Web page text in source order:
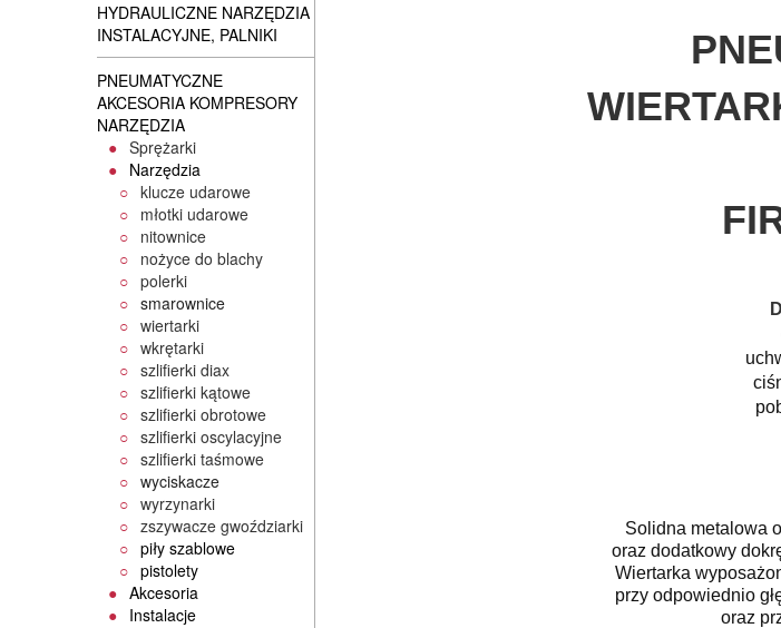
HYDRAULICZNE NARZĘDZIA
INSTALACYJNE, PALNIKI
PNEUMATYCZNE
AKCESORIA KOMPRESORY
NARZĘDZIA
Sprężarki
Narzędzia
klucze udarowe
młotki udarowe
nitownice
nożyce do blachy
polerki
smarownice
wiertarki
wkrętarki
szlifierki diax
szlifierki kątowe
szlifierki obrotowe
szlifierki oscylacyjne
szlifierki taśmowe
wyciskacze
wyrzynarki
zszywacze gwoździarki
piły szablowe
pistolety
Akcesoria
Instalacje
Solidna metalowa
oraz dodatkowy
Wiertarka
przy odpowiednio
oraz